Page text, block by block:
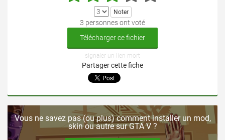
3 personnes ont voté
Télécharger ce fichier
signaler un lien mort
Partager cette fiche
Vous ne savez pas (ou plus) comment installer un mod,
skin ou autre sur GTA V ?